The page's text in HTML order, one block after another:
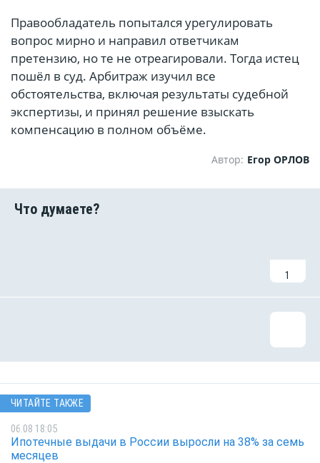
Правообладатель попытался урегулировать
вопрос мирно и направил ответчикам
претензию, но те не отреагировали. Тогда истец
пошёл в суд. Арбитраж изучил все
обстоятельства, включая результаты судебной
экспертизы, и принял решение взыскать
компенсацию в полном объёме.
Автор: Егор ОРЛОВ
1
ЧИТАЙТЕ ТАКЖЕ
06.08 18:05
Ипотечные выдачи в России выросли на 38% за семь
месяцев